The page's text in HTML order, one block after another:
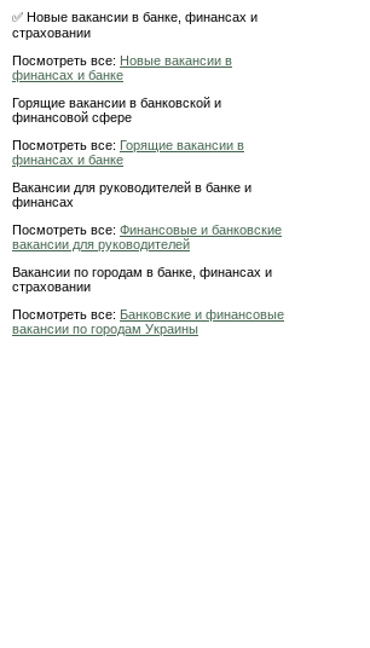
✅ Новые вакансии в банке, финансах и
страховании
Посмотреть все: Новые вакансии в
финансах и банке
Горящие вакансии в банковской и
финансовой сфере
Посмотреть все: Горящие вакансии в
финансах и банке
Вакансии для руководителей в банке и
финансах
Посмотреть все: Финансовые и банковские
вакансии для руководителей
Вакансии по городам в банке, финансах и
страховании
Посмотреть все: Банковские и финансовые
вакансии по городам Украины